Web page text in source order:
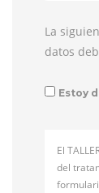
La
datos
Estoy
El
del